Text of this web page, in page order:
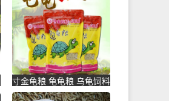
寸金龟粮 龟龟粮 乌龟饲料
巴西龟粮寸金 水龟 草龟-